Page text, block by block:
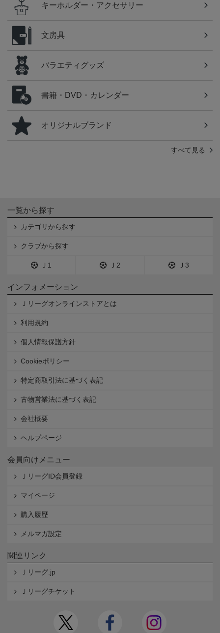
キーホルダー・アクセサリー
文房具
バラエティグッズ
書籍・DVD・カレンダー
オリジナルブランド
すべて見る
一覧から探す
カテゴリから探す
クラブから探す
Ｊ1 Ｊ2 Ｊ3
インフォメーション
Ｊリーグオンラインストアとは
利用規約
個人情報保護方針
Cookieポリシー
特定商取引法に基づく表記
古物営業法に基づく表記
会社概要
ヘルプページ
会員向けメニュー
ＪリーグID会員登録
マイページ
購入履歴
メルマガ設定
関連リンク
Ｊリーグ.jp
Ｊリーグチケット